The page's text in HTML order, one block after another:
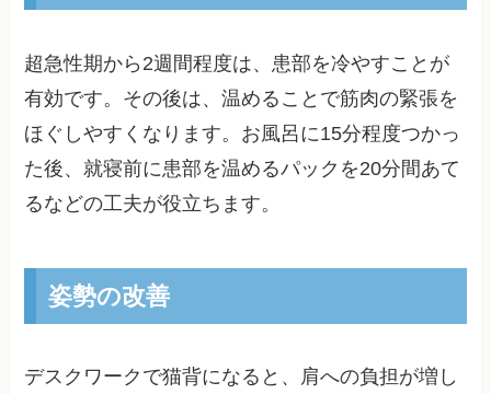
超急性期から2週間程度は、患部を冷やすことが
有効です。その後は、温めることで筋肉の緊張を
ほぐしやすくなります。お風呂に15分程度つかっ
た後、就寝前に患部を温めるパックを20分間あて
るなどの工夫が役立ちます。
姿勢の改善
デスクワークで猫背になると、肩への負担が増し